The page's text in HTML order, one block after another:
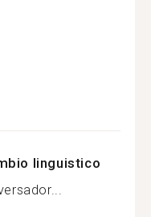
linguistico